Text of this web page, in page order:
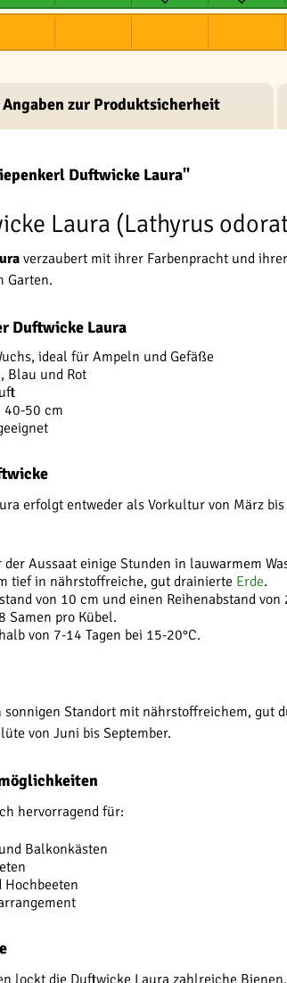
Angaben zur Produktsicherheit
Duftwicke Laura"
Laura (Lathyrus
verzaubert mit ihrer Farbenpracht und
Garten.
Duftwicke Laura
ideal für Ampeln und Gefäße
Blau und Rot
40-50 cm
erfolgt entweder als Vorkultur von März
der Aussaat einige Stunden in lauwarmem
tief in nährstoffreiche, gut drainierte Erde.
von 10 cm und einen Reihenabstand von
Samen pro Kübel.
von 7-14 Tagen bei 15-20°C.
Standort mit nährstoffreichem,
von Juni bis September.
hervorragend für:
Balkonkästen
lockt die Duftwicke Laura zahlreiche